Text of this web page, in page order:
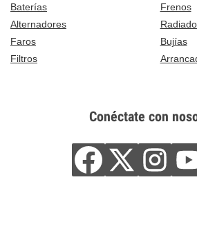
Baterías
Frenos
Alternadores
Faros
Bujías
Filtros
Conéctate con